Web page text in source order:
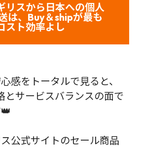
リスから日本への個人
は、Buy＆shipが最も
スト効率よし
感をトータルで見ると、
とサービスバランスの面で
公式サイトのセール商品